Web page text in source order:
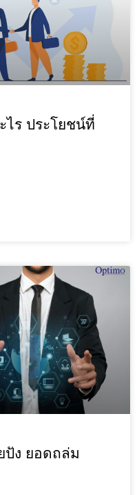
ไร ประโยชน์ที่
ปัง ยอดถล่ม